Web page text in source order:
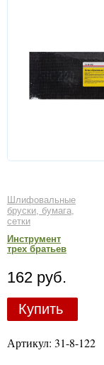
Шлифовальные
бруски, бумага,
сетки
Инструмент
трех братьев
162 руб.
Купить
Артикул: 31-8-122